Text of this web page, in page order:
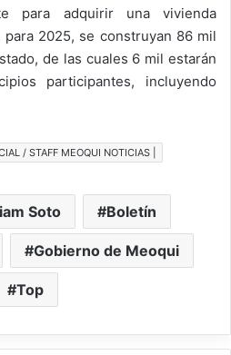
para adquirir una vivienda
2025, se construyan 86 mil
de las cuales 6 mil estarán
participantes, incluyendo
/ STAFF MEOQUI NOTICIAS |
Soto Boletín
Gobierno de Meoqui
Top